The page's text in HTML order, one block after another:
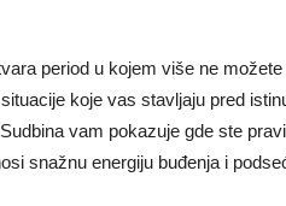
period u kojem više ne
koje vas stavljaju pred
vam pokazuje gde ste
snažnu energiju buđenja i